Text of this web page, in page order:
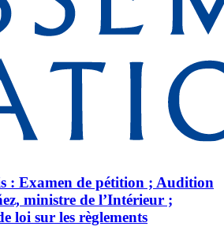
: Examen de pétition ; Audition
ministre de l’Intérieur ;
loi sur les règlements